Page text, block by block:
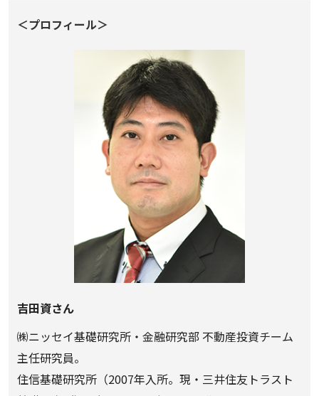
＜プロフィール＞
吉田資さん
㈱ニッセイ基礎研究所・金融研究部 不動産投資チーム
主任研究員。
住信基礎研究所（2007年入所。現・三井住友トラスト